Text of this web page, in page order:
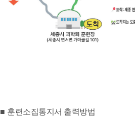
■ 훈련소집통지서 출력방법